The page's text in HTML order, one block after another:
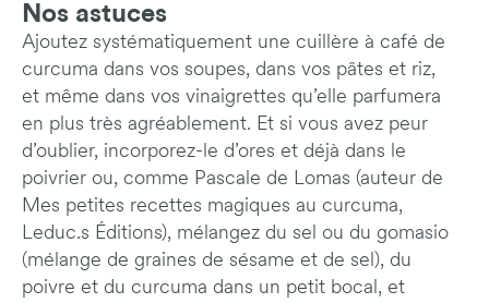
Nos astuces
Ajoutez systématiquement une cuillère à café de
curcuma dans vos soupes, dans vos pâtes et riz,
et même dans vos vinaigrettes qu’elle parfumera
en plus très agréablement. Et si vous avez peur
d’oublier, incorporez-le d’ores et déjà dans le
poivrier ou, comme Pascale de Lomas (auteur de
Mes petites recettes magiques au curcuma,
Leduc.s Éditions), mélangez du sel ou du gomasio
(mélange de graines de sésame et de sel), du
poivre et du curcuma dans un petit bocal, et